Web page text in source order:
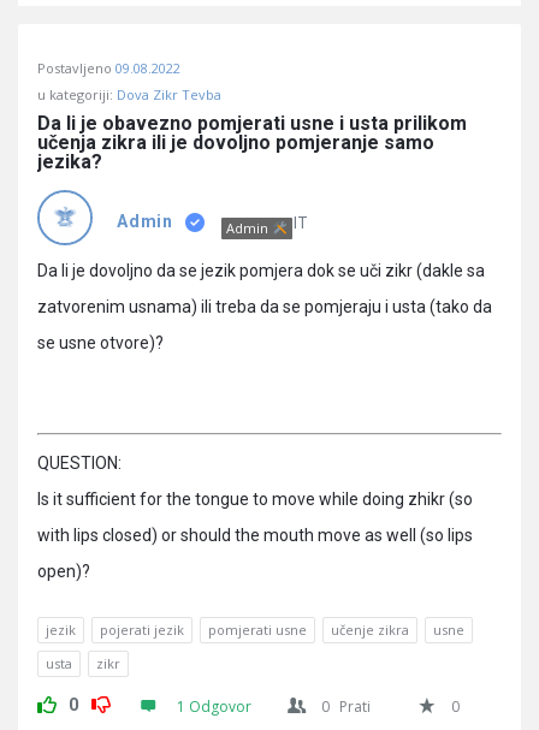
Učene
Latest
Pitanja
Postavljeno 09.08.2022
u kategoriji: Dova Zikr Tevba
Da li je obavezno pomjerati usne i usta prilikom
učenja zikra ili je dovoljno pomjeranje samo
jezika?
Admin Admin IT
Da li je dovoljno da se jezik pomjera dok se uči zikr (dakle sa
zatvorenim usnama) ili treba da se pomjeraju i usta (tako da
se usne otvore)?
QUESTION:
Is it sufficient for the tongue to move while doing zhikr (so
with lips closed) or should the mouth move as well (so lips
open)?
jezik pojerati jezik pomjerati usne učenje zikra
usne
usta
zikr
0 1 Odgovor 0 Prati
0